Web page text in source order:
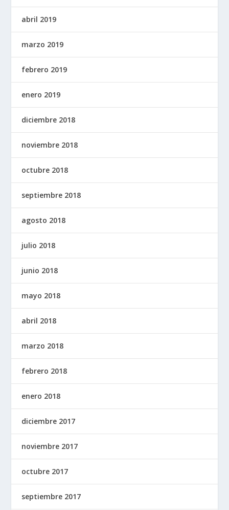
abril 2019
marzo 2019
febrero 2019
enero 2019
diciembre 2018
noviembre 2018
octubre 2018
septiembre 2018
agosto 2018
julio 2018
junio 2018
mayo 2018
abril 2018
marzo 2018
febrero 2018
enero 2018
diciembre 2017
noviembre 2017
octubre 2017
septiembre 2017